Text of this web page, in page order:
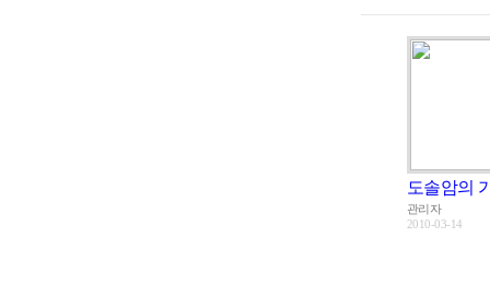
도솔암의
관리자
2010-03-14